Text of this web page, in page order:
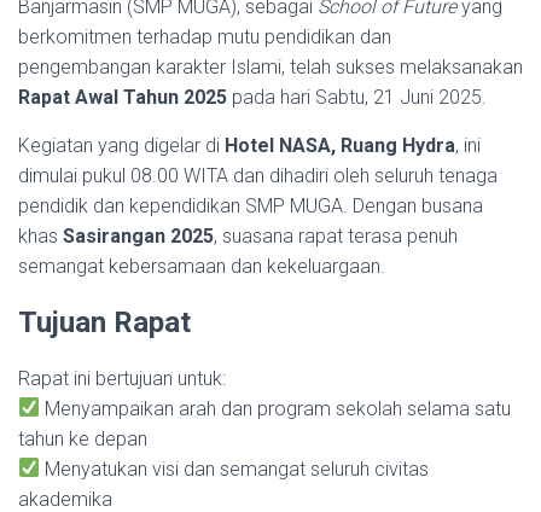
Banjarmasin (SMP MUGA), sebagai School of Futureyang
berkomitmen terhadap mutu pendidikan dan
pengembangan karakter Islami, telah sukses melaksanakan
Rapat Awal Tahun 2025 pada hari Sabtu, 21 Juni 2025.
Kegiatan yang digelar di Hotel NASA, Ruang Hydra, ini
dimulai pukul 08.00 WITA dan dihadiri oleh seluruh tenaga
pendidik dan kependidikan SMP MUGA. Dengan busana
khas Sasirangan 2025, suasana rapat terasa penuh
semangat kebersamaan dan kekeluargaan.
Tujuan Rapat
Rapat ini bertujuan untuk:
Menyampaikan arah dan program sekolah selama satu
tahun ke depan
Menyatukan visi dan semangat seluruh civitas
akademika